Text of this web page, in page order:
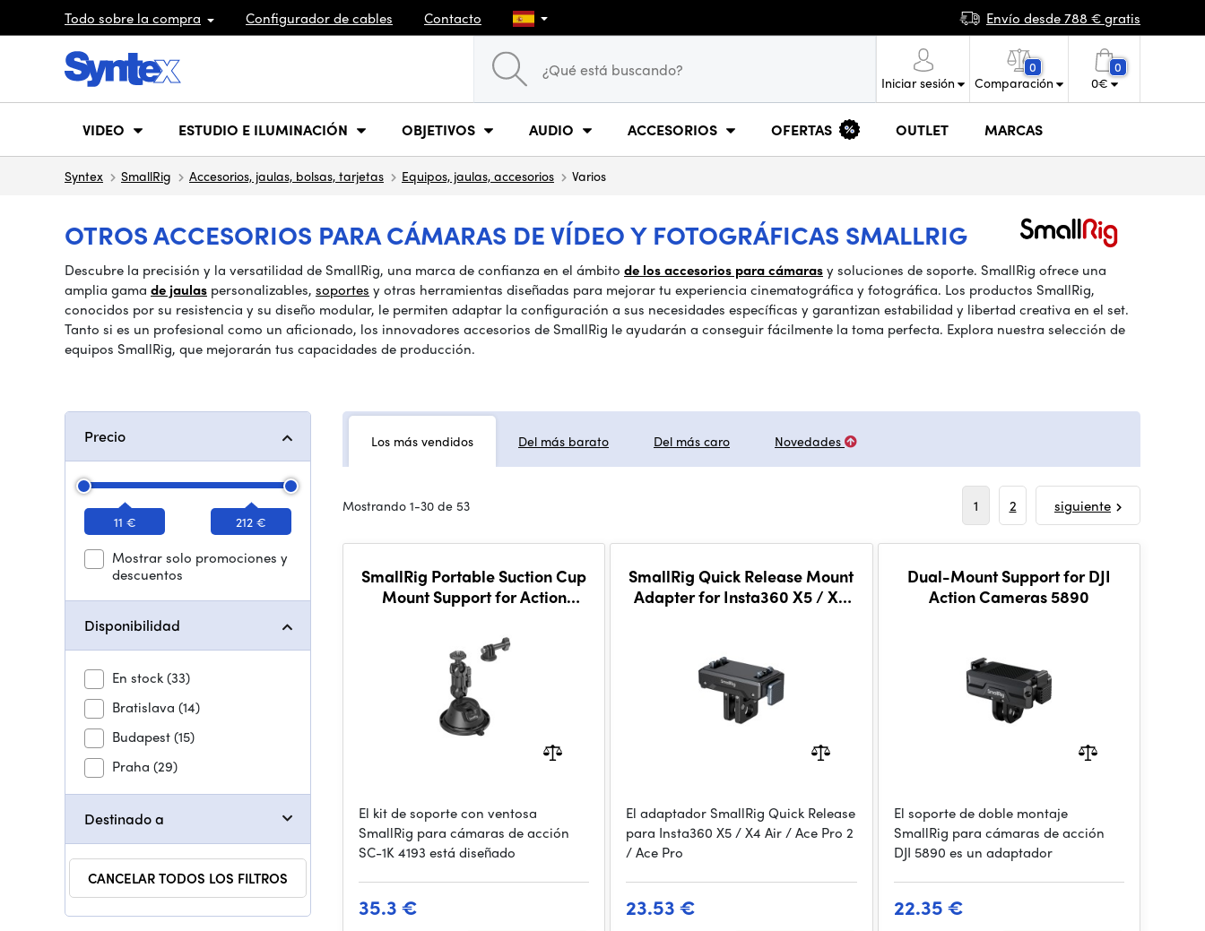
Todo sobre la compra Configurador de cables Contacto Envío desde 788 € gratis
Iniciar sesión
0
Comparación
0
0€
VIDEO ESTUDIO E ILUMINACIÓN OBJETIVOS AUDIO ACCESORIOS OFERTAS OUTLET MARCAS
Syntex SmallRig Accesorios, jaulas, bolsas, tarjetas Equipos, jaulas, accesorios Varios
OTROS ACCESORIOS PARA CÁMARAS DE VÍDEO Y FOTOGRÁFICAS SMALLRIG
Descubre la precisión y la versatilidad de SmallRig, una marca de confianza en el ámbito de los accesorios para cámarasy soluciones de soporte. SmallRig ofrece una
amplia gama de jaulas personalizables, soportes y otras herramientas diseñadas para mejorar tu experiencia cinematográfica y fotográfica. Los productos SmallRig,
conocidos por su resistencia y su diseño modular, le permiten adaptar la configuración a sus necesidades específicas y garantizan estabilidad y libertad creativa en el set.
Tanto si es un profesional como un aficionado, los innovadores accesorios de SmallRig le ayudarán a conseguir fácilmente la toma perfecta. Explora nuestra selección de
equipos SmallRig, que mejorarán tus capacidades de producción.
Precio
11 € 212 €
Mostrar solo promociones y
descuentos
Disponibilidad
En stock(33)
Bratislava (14)
Budapest(15)
Praha (29)
Destinado a
CANCELAR TODOS LOS FILTROS
Los más vendidos Del más barato Del más caro Novedades
Mostrando 1-30 de 53 1 2 siguiente
SmallRig Portable Suction Cup
Mount Support for Action
El kit de soporte con ventosa
SmallRig para cámaras de acción
SC-1K 4193 está diseñado
35.3 €
SmallRig Quick Release Mount
Adapter for Insta360 X5 / X4
El adaptador SmallRig Quick Release
para Insta360 X5 / X4 Air / Ace Pro 2
/ Ace Pro
23.53 €
Dual-Mount Support for DJI
Action Cameras 5890
El soporte de doble montaje
SmallRig para cámaras de acción
DJI 5890 es un adaptador
22.35 €